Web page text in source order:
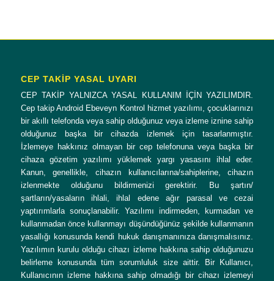
CEP TAKİP YASAL UYARI
CEP TAKİP YALNIZCA YASAL KULLANIM İÇİN YAZILIMDIR.
Cep takip Android Ebeveyn Kontrol hizmet yazılımı, çocuklarınızı
bir akıllı telefonda veya sahip olduğunuz veya izleme iznine sahip
olduğunuz başka bir cihazda izlemek için tasarlanmıştır.
İzlemeye hakkınız olmayan bir cep telefonuna veya başka bir
cihaza gözetim yazılımı yüklemek yargı yasasını ihlal eder.
Kanun, genellikle, cihazın kullanıcılarına/sahiplerine, cihazın
izlenmekte olduğunu bildirmenizi gerektirir. Bu şartın/
şartların/yasaların ihlali, ihlal edene ağır parasal ve cezai
yaptırımlarla sonuçlanabilir. Yazılımı indirmeden, kurmadan ve
kullanmadan önce kullanmayı düşündüğünüz şekilde kullanmanın
yasallığı konusunda kendi hukuk danışmanınıza danışmalısınız.
Yazılımın kurulu olduğu cihazı izleme hakkına sahip olduğunuzu
belirleme konusunda tüm sorumluluk size aittir. Bir Kullanıcı,
Kullanıcının izleme hakkına sahip olmadığı bir cihazı izlemeyi